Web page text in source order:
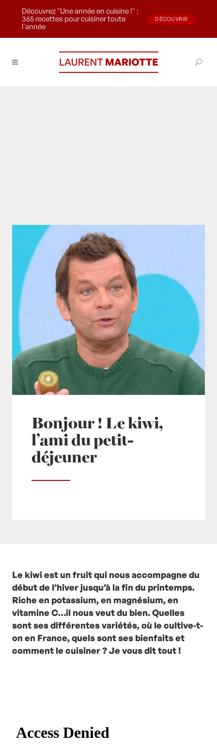
Découvrez "Une année en cuisine !" :
365 recettes pour cuisiner toute
l'année
DÉCOUVRIR
Bonjour ! Le kiwi,
l’ami du petit-
déjeuner
Posté à 10:00hin- Actualités -,- Bonjour -by
Laurent Mariotte
0 Commentaires
Le kiwi est un fruit qui nous accompagne du
début de l’hiver jusqu’à la fin du printemps.
Riche en potassium, en magnésium, en
vitamine C…il nous veut du bien. Quelles
sont ses différentes variétés, où le cultive-t-
on en France, quels sont ses bienfaits et
comment le cuisiner ? Je vous dit tout !